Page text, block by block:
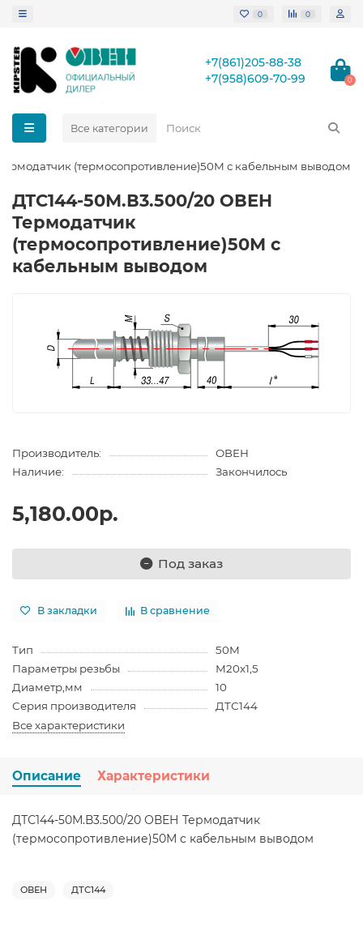
0 0
+7(861)205-88-38
+7(958)609-70-99
0
Все категории
(термосопротивление)50М с кабельным выводом
ДТС144-50М.В3.500/20 ОВЕН
Термодатчик
(термосопротивление)50М с
кабельным выводом
Производитель:
ОВЕН
Наличие:
Закончилось
5,180.00р.
Под заказ
В закладки В сравнение
Тип
50М
Параметры резьбы
М20х1,5
Диаметр,мм
10
Серия производителя
ДТС144
Все характеристики
Описание Характеристики
ДТС144-50М.В3.500/20 ОВЕН Термодатчик
(термосопротивление)50М с кабельным выводом
ОВЕН ДТС144